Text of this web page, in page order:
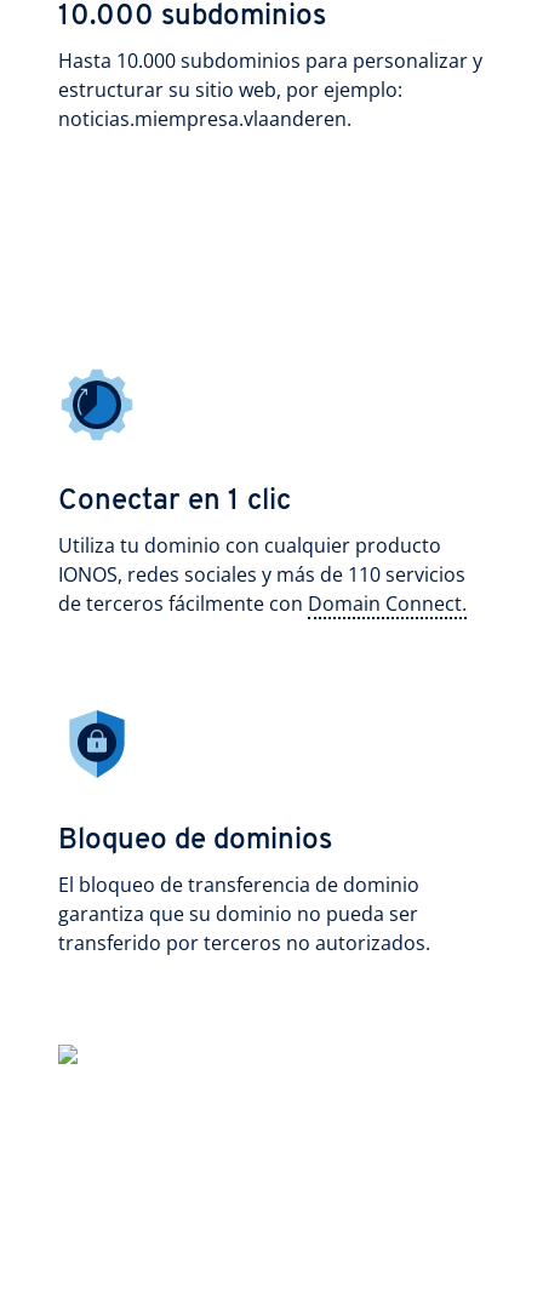
10.000 subdominios
Hasta 10.000 subdominios para personalizar y
estructurar su sitio web, por ejemplo:
noticias.miempresa.vlaanderen.
Conectar en 1 clic
Utiliza tu dominio con cualquier producto
IONOS, redes sociales y más de 110 servicios
de terceros fácilmente con Domain Connect.
Bloqueo de dominios
El bloqueo de transferencia de dominio
garantiza que su dominio no pueda ser
transferido por terceros no autorizados.